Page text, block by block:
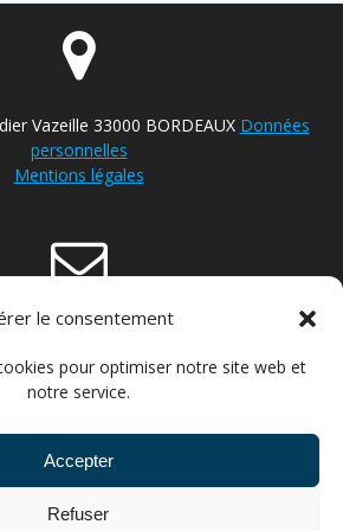
le consentement
pour optimiser notre site web et
notre service.
Accepter
Refuser
Vazeille 33000 BORDEAUX Données
personnelles
Mentions légales
velo-bordeaux.com
ENTREPRISES ET STRUCTURES
POUR PARTICULIERS